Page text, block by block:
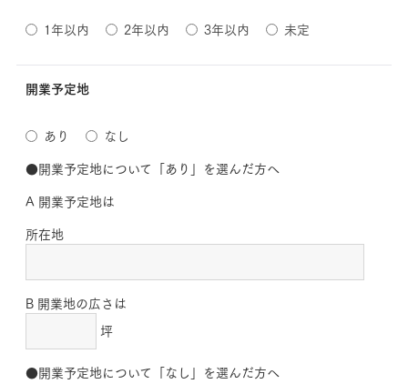
1年以内 2年以内 3年以内 未定
開業予定地
あり
なし
●開業予定地について「あり」を選んだ方へ
A 開業予定地は
所在地
B 開業地の広さは
坪
●開業予定地について「なし」を選んだ方へ